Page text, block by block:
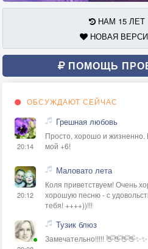
НАМ 15 ЛЕТ
НОВАЯ
ПОМОЩЬ
ОБСУЖДАЮТ СЕЙЧАС
20:14
Грешная любовь
Просто, хорошо и жизненно.
мой +6!
20:12
Маловато лета
Коля приветствуем! Очень
хорошую песню - с
тебя! ++++))!!!
Тузик блюз
Замечательно!!!!! 👋👋👋👋✨✨